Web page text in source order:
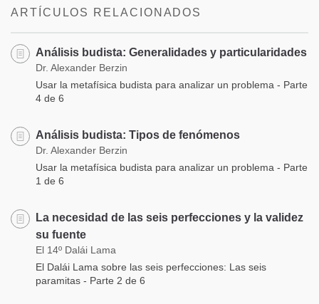
ARTÍCULOS RELACIONADOS
Análisis budista: Generalidades y particularidades
Dr. Alexander Berzin
Usar la metafísica budista para analizar un problema - Parte
4 de 6
Análisis budista: Tipos de fenómenos
Dr. Alexander Berzin
Usar la metafísica budista para analizar un problema - Parte
1 de 6
La necesidad de las seis perfecciones y la validez
su fuente
El 14º Dalái Lama
El Dalái Lama sobre las seis perfecciones: Las seis
paramitas - Parte 2 de 6